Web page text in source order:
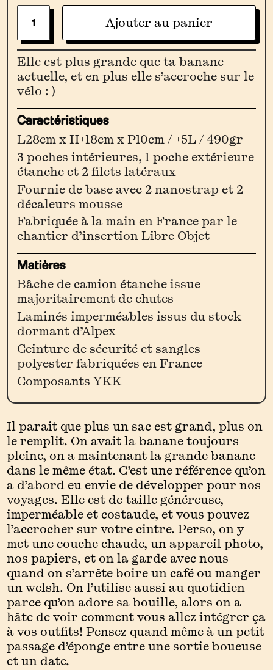
La
Grande
Banane
[Vert
Canard
/
Magenta]
Ajouter au panier
Elle est plus grande que ta banane
actuelle, et en plus elle s’accroche sur le
vélo : )
Caractéristiques
L28cm x H±18cm x P10cm / ±5L / 490gr
3 poches intérieures, 1 poche extérieure
étanche et 2 filets latéraux
Fournie de base avec 2 nanostrap et 2
décaleurs mousse
Fabriquée à la main en France par le
chantier d’insertion Libre Objet
Matières
Bâche de camion étanche issue
majoritairement de chutes
Laminés imperméables issus du stock
dormant d’Alpex
Ceinture de sécurité et sangles
polyester fabriquées en France
Composants YKK
Il parait que plus un sac est grand, plus on
le remplit. On avait la banane toujours
pleine, on a maintenant la grande banane
dans le même état. C’est une référence qu’on
a d’abord eu envie de développer pour nos
voyages. Elle est de taille généreuse,
imperméable et costaude, et vous pouvez
l’accrocher sur votre cintre. Perso, on y
met une couche chaude, un appareil photo,
nos papiers, et on la garde avec nous
quand on s’arrête boire un café ou manger
un welsh. On l’utilise aussi au quotidien
parce qu’on adore sa bouille, alors on a
hâte de voir comment vous allez intégrer ça
à vos outfits! Pensez quand même à un petit
passage d’éponge entre une sortie boueuse
et un date.